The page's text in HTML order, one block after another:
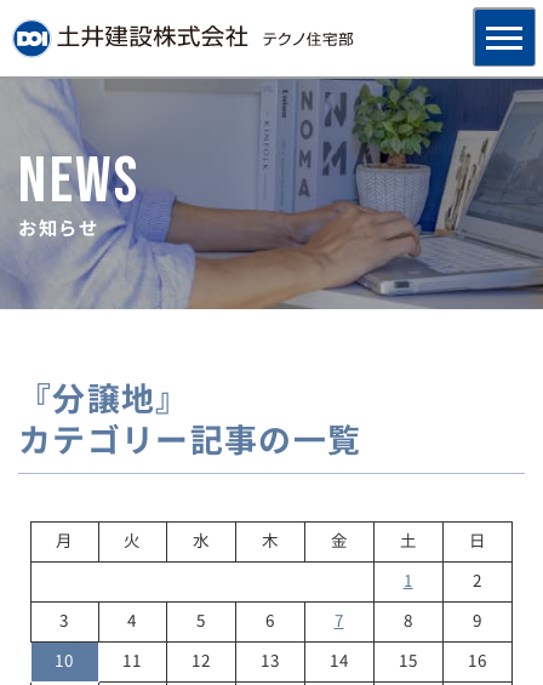
NEWS
お知らせ
『分譲地』
カテゴリー記事の一覧
月 火 水 木 金 土
日
1
2
3
4 5 6 7 8
9
10
11 12 13 14 15
16